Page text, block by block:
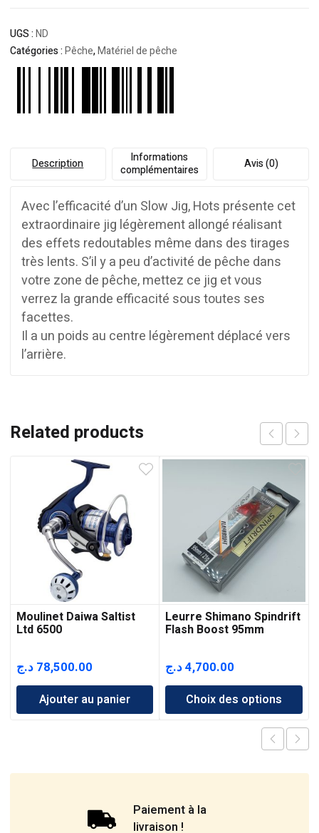
UGS :ND
Catégories :Pêche,Matériel de pêche
Description
Informations
complémentaires
Avis (0)
Avec l’efficacité d’un Slow Jig, Hots présente cet
extraordinaire jig légèrement allongé réalisant
des effets redoutables même dans des tirages
très lents. S’il y a peu d’activité de pêche dans
votre zone de pêche, mettez ce jig et vous
verrez la grande efficacité sous toutes ses
facettes.
Il a un poids au centre légèrement déplacé vers
l’arrière.
Related products
Moulinet Daiwa Saltist
Ltd 6500
78,500.00 د.ج
Ajouter au panier
Leurre Shimano Spindrift
Flash Boost 95mm
4,700.00د.ج
Choix des options
Paiement à la
livraison !